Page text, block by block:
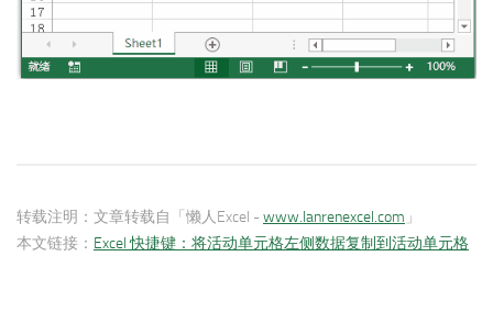
转载注明： 文章转载自「懒人Excel -www.lanrenexcel.com 」
本文链接： Excel 快捷键：将活动单元格左侧数据复制到活动单元格